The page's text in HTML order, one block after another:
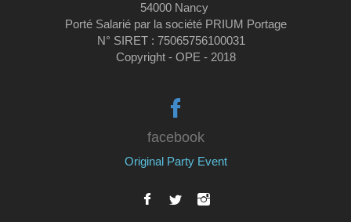
54000 Nancy
Porté Salarié par la société PRIUM Portage
N° SIRET : 75065756100031
Copyright - OPE - 2018
facebook
Original Party Event